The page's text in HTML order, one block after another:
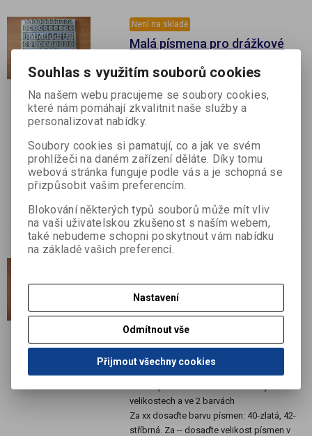
Není na skladě
Malá písmena pro drážkové
Katalogové číslo:G72--xx
Výrobce:GRAFITYP leaders in
lettersystems
Termín dodání (dny):
Malá písmena pro drážkové tabule v
různých velikostech a ve 2 barvách
Za xx dosaďte barvu písmen: 40-zlatá, 42-
stříbrná. Za -- dosaďte velikost písmen v
mm: 10,15,19,28,35,50
Číslice pro drážkové tabule
Výrobce:GRAFITYP leaders in
lettersystems
Termín dodání (dny):7
Skladem:Dodací lhůta cca 7 dní ks
velikostech a ve 2 barvách
Za xx dosaďte barvu písmen: 40-zlatá, 42-
stříbrná. Za -- dosaďte velikost písmen v
Souhlas s využitím souborů cookies
Na našem webu pracujeme se soubory cookies,
které nám pomáhají zkvalitnit naše služby a
personalizovat nabídky.
Soubory cookies si pamatují, co a jak ve svém
prohlížeči na daném zařízení děláte. Díky tomu
webová stránka funguje podle vás a je schopná se
přizpůsobit vašim preferencím.
Blokování některých typů souborů může mít vliv
na vaši uživatelskou zkušenost s naším webem,
také nebudeme schopni poskytnout vám nabídku
na základě vašich preferencí.
Nastavení
Odmítnout vše
Přijmout všechny cookies